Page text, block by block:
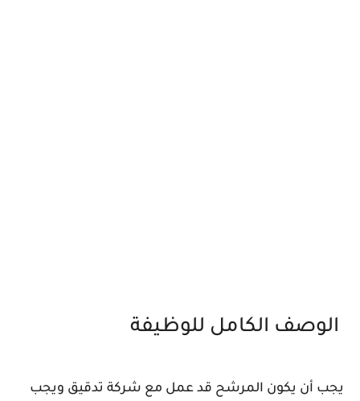
الوصف الكامل للوظيفة
يجب أن يكون المرشح قد عمل مع شركة تدقيق ويجب